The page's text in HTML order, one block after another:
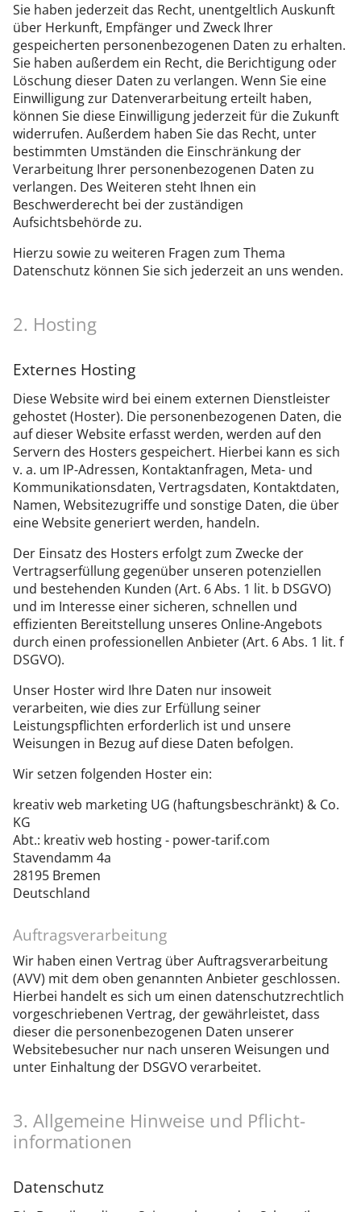
Sie haben jederzeit das Recht, unentgeltlich Auskunft
über Herkunft, Empfänger und Zweck Ihrer
gespeicherten personenbezogenen Daten zu erhalten.
Sie haben außerdem ein Recht, die Berichtigung oder
Löschung dieser Daten zu verlangen. Wenn Sie eine
Einwilligung zur Datenverarbeitung erteilt haben,
können Sie diese Einwilligung jederzeit für die Zukunft
widerrufen. Außerdem haben Sie das Recht, unter
bestimmten Umständen die Einschränkung der
Verarbeitung Ihrer personenbezogenen Daten zu
verlangen. Des Weiteren steht Ihnen ein
Beschwerderecht bei der zuständigen
Aufsichtsbehörde zu.
Hierzu sowie zu weiteren Fragen zum Thema
Datenschutz können Sie sich jederzeit an uns wenden.
2. Hosting
Externes Hosting
Diese Website wird bei einem externen Dienstleister
gehostet (Hoster). Die personenbezogenen Daten, die
auf dieser Website erfasst werden, werden auf den
Servern des Hosters gespeichert. Hierbei kann es sich
v. a. um IP-Adressen, Kontaktanfragen, Meta- und
Kommunikationsdaten, Vertragsdaten, Kontaktdaten,
Namen, Websitezugriffe und sonstige Daten, die über
eine Website generiert werden, handeln.
Der Einsatz des Hosters erfolgt zum Zwecke der
Vertragserfüllung gegenüber unseren potenziellen
und bestehenden Kunden (Art. 6 Abs. 1 lit. b DSGVO)
und im Interesse einer sicheren, schnellen und
effizienten Bereitstellung unseres Online-Angebots
durch einen professionellen Anbieter (Art. 6 Abs. 1 lit. f
DSGVO).
Unser Hoster wird Ihre Daten nur insoweit
verarbeiten, wie dies zur Erfüllung seiner
Leistungspflichten erforderlich ist und unsere
Weisungen in Bezug auf diese Daten befolgen.
Wir setzen folgenden Hoster ein:
kreativ web marketing UG (haftungsbeschränkt) & Co.
KG
Abt.: kreativ web hosting - power-tarif.com
Stavendamm 4a
28195 Bremen
Deutschland
Auftragsverarbeitung
Wir haben einen Vertrag über Auftragsverarbeitung
(AVV) mit dem oben genannten Anbieter geschlossen.
Hierbei handelt es sich um einen datenschutzrechtlich
vorgeschriebenen Vertrag, der gewährleistet, dass
dieser die personenbezogenen Daten unserer
Websitebesucher nur nach unseren Weisungen und
unter Einhaltung der DSGVO verarbeitet.
3. Allgemeine Hinweise und Pflicht­
informationen
Datenschutz